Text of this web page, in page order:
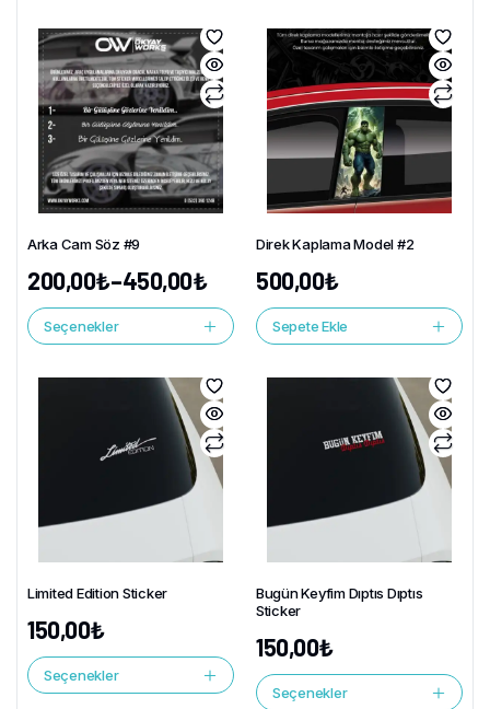
Arka Cam Söz #9
200,00₺–450,00₺
Seçenekler
Direk Kaplama Model #2
500,00₺
Sepete Ekle
Limited Edition Sticker
150,00₺
Seçenekler
Bugün Keyfim Dıptıs Dıptıs
Sticker
150,00₺
Seçenekler